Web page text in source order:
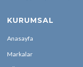
KURUMSAL
Anasayfa
Markalar